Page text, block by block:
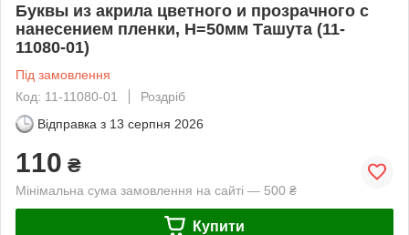
Буквы из акрила цветного и прозрачного с
нанесением пленки, H=50мм Ташута (11-
11080-01)
Під замовлення
Код: 11-11080-01
Роздріб
Відправка з 13 серпня 2026
110 ₴
Мінімальна сума замовлення на сайті — 500 ₴
Купити